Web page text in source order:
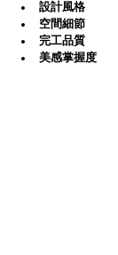
設計風格
空間細節
完工品質
美感掌握度